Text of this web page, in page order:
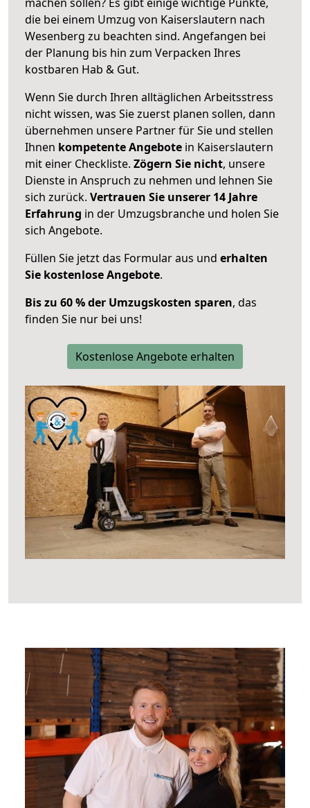
die bei einem Umzug von Kaiserslautern nach
Wesenberg zu beachten sind. Angefangen bei
der Planung bis hin zum Verpacken Ihres
kostbaren Hab & Gut.
Wenn Sie durch Ihren alltäglichen Arbeitsstress
nicht wissen, was Sie zuerst planen sollen, dann
übernehmen unsere Partner für Sie und stellen
Ihnen kompetente Angebote in Kaiserslautern
mit einer Checkliste. Zögern Sie nicht, unsere
Dienste in Anspruch zu nehmen und lehnen Sie
sich zurück. Vertrauen Sie unserer 14 Jahre
Erfahrung in der Umzugsbranche und holen Sie
sich Angebote.
Füllen Sie jetzt das Formular aus und erhalten
Sie kostenlose Angebote.
Bis zu 60 % der Umzugskosten sparen, das
finden Sie nur bei uns!
Kostenlose Angebote erhalten